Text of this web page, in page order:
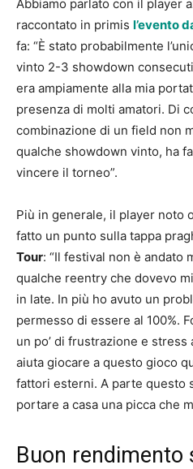
Abbiamo parlato con il player
raccontato in primis l’evento
fa: “È stato probabilmente
vinto 2-3 showdown
era ampiamente alla mia
presenza di molti amatori. Di
combinazione di un field non
qualche showdown vinto, ha
vincere il torneo”.
Più in generale, il player noto
fatto un punto sulla tappa
Tour: “Il festival non è andato
qualche reentry che dovevo
in late. In più ho avuto un
permesso di essere al 100%.
un po’ di frustrazione e
aiuta giocare a questo gioco
fattori esterni. A parte questo
portare a casa una picca che
Buon rendimento